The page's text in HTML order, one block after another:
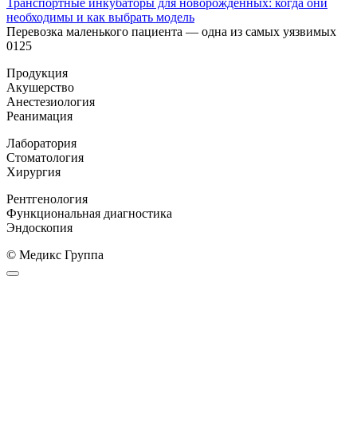
необходимы и как выбрать модель
Перевозка маленького пациента — одна из самых уязвимых
0125
Продукция
Акушерство
Анестезиология
Реанимация
Лаборатория
Стоматология
Хирургия
Рентгенология
Функциональная диагностика
Эндоскопия
© Медикс Группа